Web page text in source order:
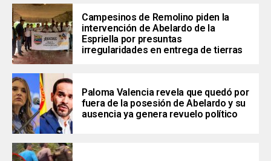
Campesinos de Remolino piden la
intervención de Abelardo de la
Espriella por presuntas
irregularidades en entrega de tierras
Paloma Valencia revela que quedó por
fuera de la posesión de Abelardo y su
ausencia ya genera revuelo político